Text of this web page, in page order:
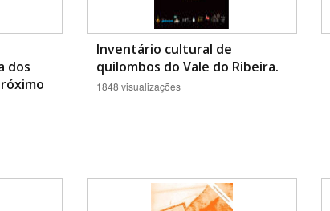
dos
Inventário cultural de
quilombos do Vale do Ribeira.
1848 visualizações